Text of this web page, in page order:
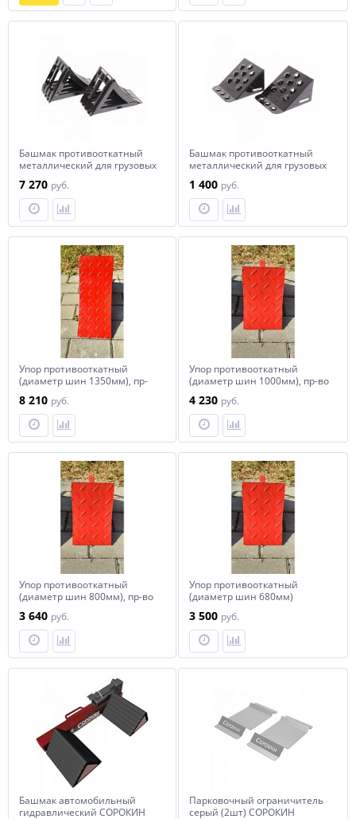
Башмак противооткатный
металлический для грузовых
ширина - 155мм, высота -
190мм), к-т 2шт Forsage F-
TRN37-2
7 270 руб.
Башмак противооткатный
металлический для грузовых
200мм, высота - 125мм), к-т
2шт Forsage F-TRF3555
1 400 руб.
Упор противооткатный
(диаметр шин 1350мм), пр-
8 210 руб.
Упор противооткатный
(диаметр шин 1000мм), пр-во
4 230 руб.
Упор противооткатный
(диаметр шин 800мм), пр-во
3 640 руб.
Упор противооткатный
(диаметр шин 680мм)
3 500 руб.
Башмак автомобильный
гидравлический СОРОКИН
Парковочный ограничитель
серый (2шт) СОРОКИН